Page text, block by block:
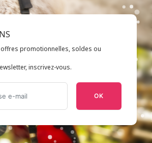
promotionnelles, soldes ou
inscrivez-vous.
OK